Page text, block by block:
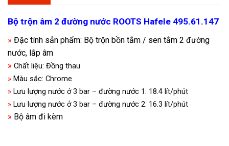
Bộ trộn âm 2 đường nước ROOTS Hafele 495.61.147
» Đặc tính sản phẩm: Bộ trộn bồn tắm / sen tắm 2 đường
nước, lắp âm
» Chất liệu: Đồng thau
» Màu sắc: Chrome
» Lưu lượng nước ở 3 bar – đường nước 1: 18.4 lít/phút
» Lưu lượng nước ở 3 bar – đường nước 2: 16.3 lít/phút
» Bộ âm đi kèm